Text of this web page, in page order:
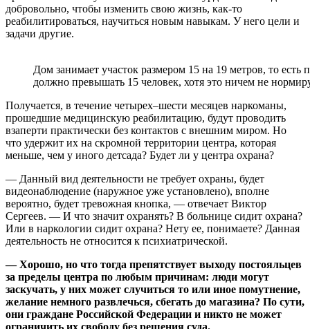
добровольно, чтобы изменить свою жизнь, как-то
реабилитироваться, научиться новым навыкам. У него цели и
задачи другие.
Дом занимает участок размером 15 на 19 метров, то
должно превышать 15 человек, хотя это ничем не
Получается, в течение четырех–шести месяцев наркоманы,
прошедшие медицинскую реабилитацию, будут проводить
взаперти практически без контактов с внешним миром. Но
что удержит их на скромной территории центра, которая
меньше, чем у иного детсада? Будет ли у центра охрана?
— Данный вид деятельности не требует охраны, будет
видеонаблюдение (наружное уже установлено), вполне
вероятно, будет тревожная кнопка, — отвечает Виктор
Сергеев. — И что значит охранять? В больнице сидит охрана?
Или в наркологии сидит охрана? Нету ее, понимаете? Данная
деятельность не относится к психиатрической.
— Хорошо, но что тогда препятствует выходу постояльцев
за пределы центра по любым причинам: люди могут
заскучать, у них может случиться то или иное помутнение,
желание немного развлечься, сбегать до магазина? По сути,
они граждане Российской Федерации и никто не может